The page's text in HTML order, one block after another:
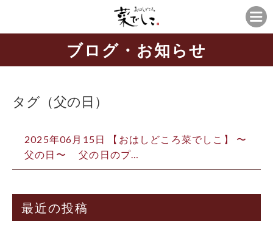
ブログ・お知らせ
タグ（父の日）
2025年06月15日 【おはしどころ菜でしこ】 〜
父の日〜 ⁡ ⁡ ⁡ 父の日のプ…
最近の投稿